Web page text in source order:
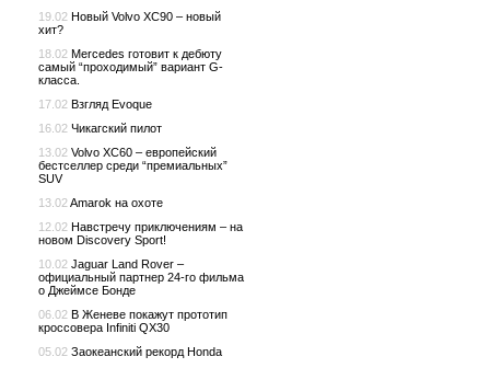
19.02 Новый Volvo XC90 – новый
хит?
18.02 Mercedes готовит к дебюту
самый “проходимый” вариант G-
класса.
17.02 Взгляд Evoque
16.02 Чикагский пилот
13.02 Volvo XC60 – европейский
бестселлер среди “премиальных”
SUV
13.02 Amarok на охоте
12.02 Навстречу приключениям – на
новом Discovery Sport!
10.02 Jaguar Land Rover –
официальный партнер 24-го фильма
о Джеймсе Бонде
06.02 В Женеве покажут прототип
кроссовера Infiniti QX30
05.02 Заокеанский рекорд Honda